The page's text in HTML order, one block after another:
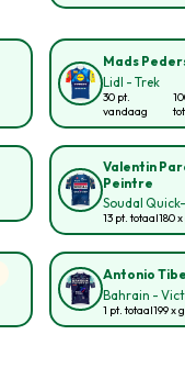
Mads
Lidl - Trek
30 pt.
vandaag
Valentin
Peintre
Soudal
13 pt. totaal180
Antonio
Bahrain -
1 pt. totaal199 x